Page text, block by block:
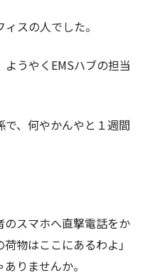
スの人でした。
うやくEMSハブの担当
、何やかんやと１週間
のスマホへ直撃電話をか
物はここにあるわよ」
りませんか。